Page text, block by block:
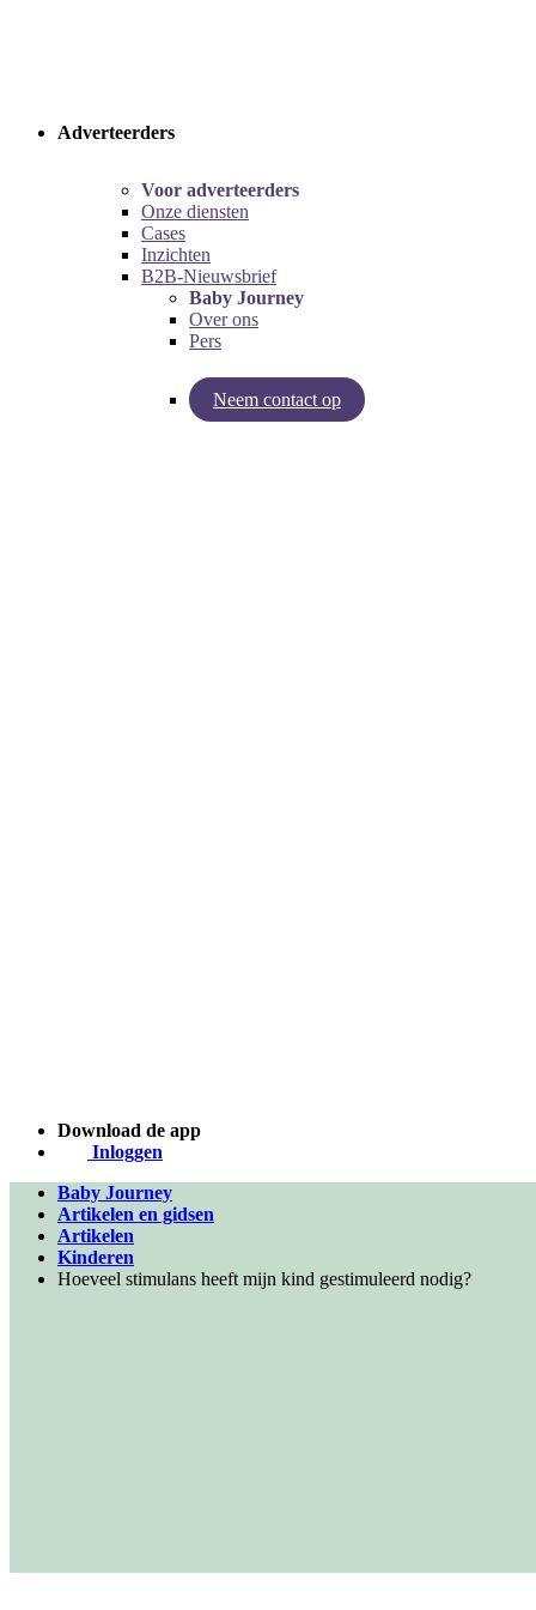
Adverteerders
Voor adverteerders
Onze diensten
Cases
Inzichten
B2B-Nieuwsbrief
Baby Journey
Over ons
Pers
Neem contact op
Download de app
Inloggen
Baby Journey
Artikelen en gidsen
Artikelen
Kinderen
Hoeveel stimulans heeft mijn kind gestimuleerd nodig?